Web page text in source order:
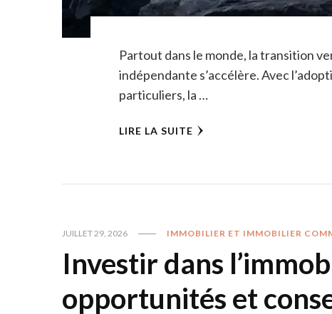
Partout dans le monde, la transition
indépendante s’accélère. Avec
particuliers, la …
LIRE LA SUITE
JUILLET 29, 2026 IMMOBILIER ET IMMOBILIER
Investir dans
opportunités et